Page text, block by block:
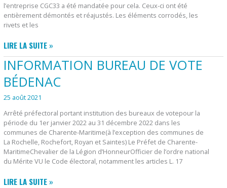
l’entreprise CGC33 a été mandatée pour cela. Ceux-ci ont été
entièrement démontés et réajustés. Les éléments corrodés, les
rivets et les
RÉNOVATION
DES
PORTAILS
DES
CIMETIÈRES
DE
BÉDENAC
LIRE LA SUITE »
INFORMATION BUREAU DE VOTE
BÉDENAC
25 août 2021
Arrêté préfectoral portant institution des bureaux de votepour la
période du 1er janvier 2022 au 31 décembre 2022 dans les
communes de Charente-Maritime(à l’exception des communes de
La Rochelle, Rochefort, Royan et Saintes) Le Préfet de Charente-
MaritimeChevalier de la Légion d’HonneurOfficier de l’ordre national
du Mérite VU le Code électoral, notamment les articles L. 17
INFORMATION
LIRE LA SUITE »